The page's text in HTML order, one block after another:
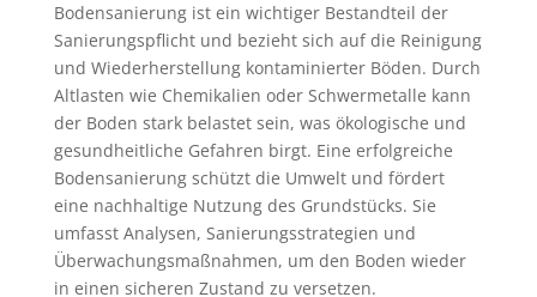
Bodensanierung ist ein wichtiger Bestandteil der
Sanierungspflicht und bezieht sich auf die Reinigung
und Wiederherstellung kontaminierter Böden. Durch
Altlasten wie Chemikalien oder Schwermetalle kann
der Boden stark belastet sein, was ökologische und
gesundheitliche Gefahren birgt. Eine erfolgreiche
Bodensanierung schützt die Umwelt und fördert
eine nachhaltige Nutzung des Grundstücks. Sie
umfasst Analysen, Sanierungsstrategien und
Überwachungsmaßnahmen, um den Boden wieder
in einen sicheren Zustand zu versetzen.